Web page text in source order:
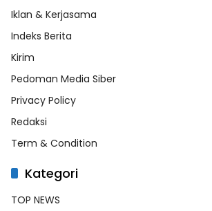
Iklan & Kerjasama
Indeks Berita
Kirim
Pedoman Media Siber
Privacy Policy
Redaksi
Term & Condition
Kategori
TOP NEWS